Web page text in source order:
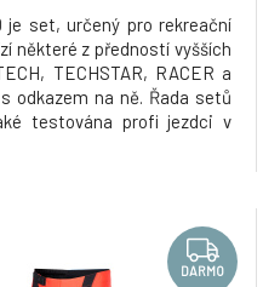
je set, určený pro rekreační
některé z předností vyšších
TECHSTAR, RACER a
odkazem na ně. Řada setů
testována profi jezdci v
DARMO